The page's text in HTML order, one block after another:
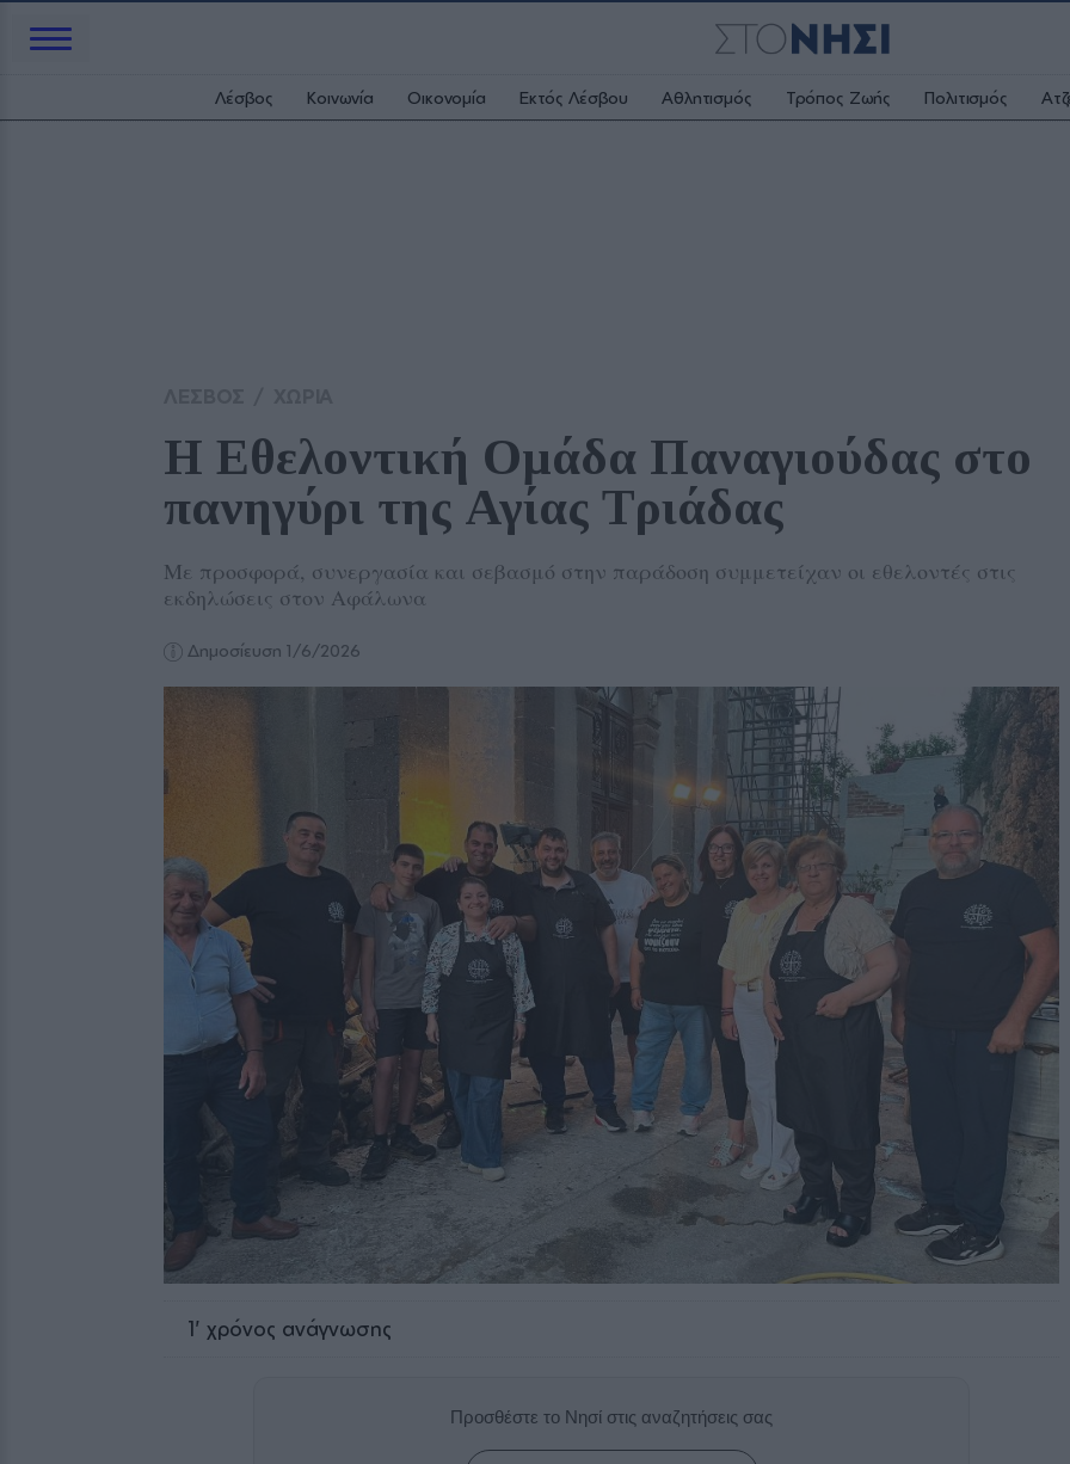
Λέσβος Κοινωνία Οικονομία Εκτός Λέσβου Αθλητισμός Τρόπος Ζωής Πολιτισμός
Η Εθελοντική Ομάδα Παναγιούδας στο
πανηγύρι της Αγίας Τριάδας
Με προσφορά, συνεργασία και σεβασμό στην παράδοση συμμετείχαν οι εθελοντές στις
εκδηλώσεις στον Αφάλωνα
Δημοσίευση 1/6/2026
1' χρόνος ανάγνωσης
Προσθέστε το Νησί στις αναζητήσεις σας